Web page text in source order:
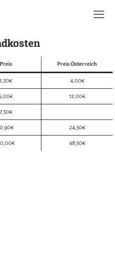
Preis Preis Österreich
4,00€
5,00€ 12,00€
7,50€
24,50€
48,50€